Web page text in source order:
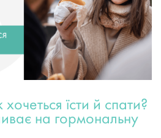
їсти й спати?
на гормональну